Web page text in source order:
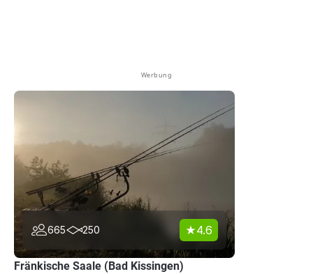
Werbung
665 250 4.6
Fränkische Saale (Bad Kissingen)